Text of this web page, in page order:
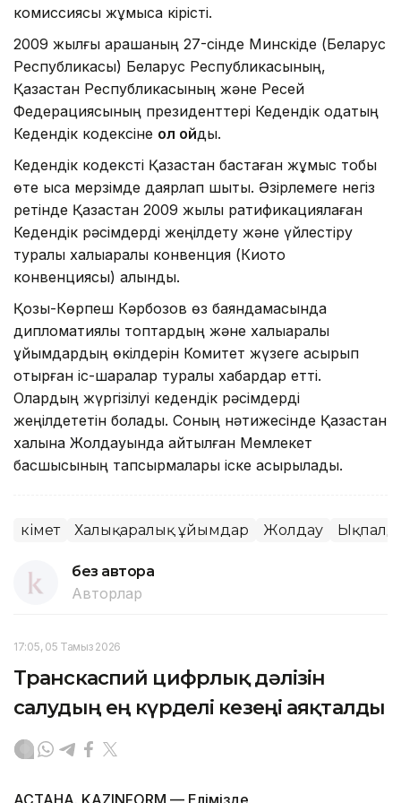
комиссиясы жұмысқа кірісті.
2009 жылғы қарашаның 27-сінде Минскіде (Беларус
Республикасы) Беларус Республикасының,
Қазақстан Республикасының және Ресей
Федерациясының президенттері Кедендік одақтың
Кедендік кодексіне қол қойды.
Кедендік кодексті Қазақстан бастаған жұмыс тобы
өте қысқа мерзімде даярлап шықты. Әзірлемеге негіз
ретінде Қазақстан 2009 жылы ратификациялаған
Кедендік рәсімдерді жеңілдету және үйлестіру
туралы халықаралық конвенция (Киото
конвенциясы) алынды.
Қозы-Көрпеш Кәрбозов өз баяндамасында
дипломатиялық топтардың және халықаралық
ұйымдардың өкілдерін Комитет жүзеге асырып
отырған іс-шаралар туралы хабардар етті.
Олардың жүргізілуі кедендік рәсімдерді
жеңілдететін болады. Соның нәтижесінде Қазақстан
халқына Жолдауында айтылған Мемлекет
басшысының тапсырмалары іске асырылады.
Үкімет Халықаралық ұйымдар Жолдау
без автора
Авторлар
17:05, 05 Тамыз 2026
Транскаспий цифрлық дәлізін
салудың ең күрделі кезеңі аяқталды
АСТАНА. KAZINFORM — Елімізде